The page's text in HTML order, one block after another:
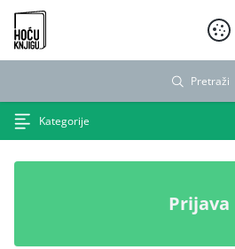
Hoću knjigu crni logo
Pretraži
Kategorije
Prijava